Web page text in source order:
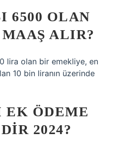
6500 OLAN
ALIR?
lira olan bir emekliye, en
10 bin liranın üzerinde
ÖDEME
2024?